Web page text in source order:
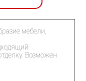
мебели,
Возможен